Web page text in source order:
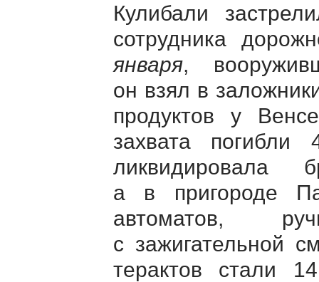
Кулибали
сотрудника
января,
он взял в
продуктов у
захвата
а в пригороде
автоматов,
с зажигательной
терактов стали